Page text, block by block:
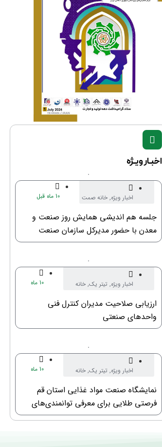
اخبـار ویـژه
اخبار ویژه, خانه صمت 10 ماه قبل
جلسه هم اندیشی همایش روز صنعت و
معدن با حضور مدیرکل سازمان صنعت
معدن و تجارت استان و ریاست خانه
اخبار ویژه, تیتر یک, خانه
10 ماه
ارزیابی صلاحیت مدیران کنترل فنی
واحدهای صنعتی
اخبار ویژه, تیتر یک, خانه
10 ماه
نمایشگاه صنعت مواد غذایی استان قم
فرصتی طلایی برای معرفی توانمندی‌های
استان و کشور